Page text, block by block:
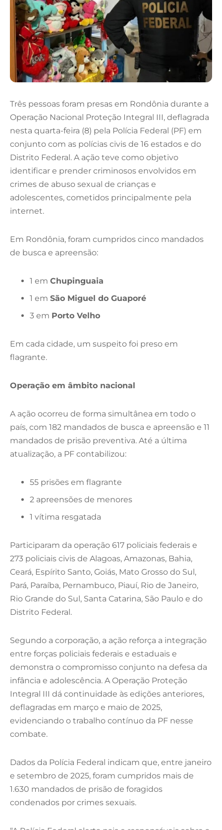
Três pessoas foram presas em Rondônia durante a
Operação Nacional Proteção Integral III, deflagrada
nesta quarta-feira (8) pela Polícia Federal (PF) em
conjunto com as polícias civis de 16 estados e do
Distrito Federal. A ação teve como objetivo
identificar e prender criminosos envolvidos em
crimes de abuso sexual de crianças e
adolescentes, cometidos principalmente pela
internet.
Em Rondônia, foram cumpridos cinco mandados
de busca e apreensão:
1 em Chupinguaia
1 em São Miguel do Guaporé
3 em Porto Velho
Em cada cidade, um suspeito foi preso em
flagrante.
Operação em âmbito nacional
A ação ocorreu de forma simultânea em todo o
país, com 182 mandados de busca e apreensão e 11
mandados de prisão preventiva. Até a última
atualização, a PF contabilizou:
55 prisões em flagrante
2 apreensões de menores
1 vítima resgatada
Participaram da operação 617 policiais federais e
273 policiais civis de Alagoas, Amazonas, Bahia,
Ceará, Espírito Santo, Goiás, Mato Grosso do Sul,
Pará, Paraíba, Pernambuco, Piauí, Rio de Janeiro,
Rio Grande do Sul, Santa Catarina, São Paulo e do
Distrito Federal.
Segundo a corporação, a ação reforça a integração
entre forças policiais federais e estaduais e
demonstra o compromisso conjunto na defesa da
infância e adolescência. A Operação Proteção
Integral III dá continuidade às edições anteriores,
deflagradas em março e maio de 2025,
evidenciando o trabalho contínuo da PF nesse
combate.
Dados da Polícia Federal indicam que, entre janeiro
e setembro de 2025, foram cumpridos mais de
1.630 mandados de prisão de foragidos
condenados por crimes sexuais.